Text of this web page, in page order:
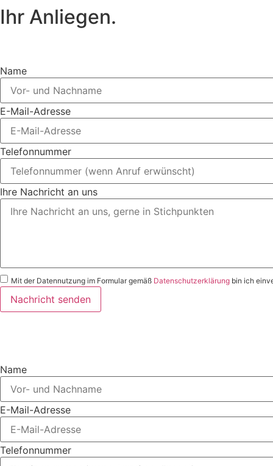
Ihr Anliegen.
Name
E-Mail-Adresse
Telefonnummer
Ihre Nachricht an uns
Mit der Datennutzung im Formular gemäß Datenschutzerklärung bin ich
Nachricht senden
Name
E-Mail-Adresse
Telefonnummer